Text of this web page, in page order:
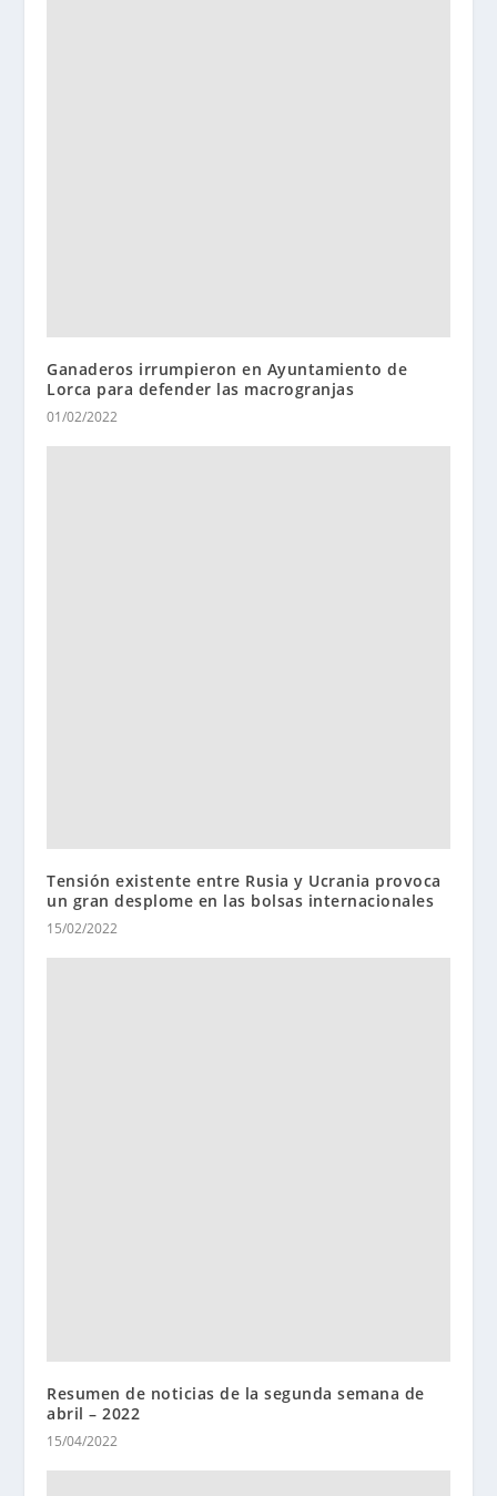
Ganaderos irrumpieron en Ayuntamiento de
Lorca para defender las macrogranjas
01/02/2022
Tensión existente entre Rusia y Ucrania provoca
un gran desplome en las bolsas internacionales
15/02/2022
Resumen de noticias de la segunda semana de
abril – 2022
15/04/2022